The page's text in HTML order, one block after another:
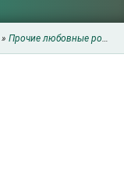
» Прочие любовные романы